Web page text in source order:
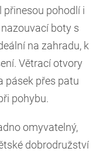
přinesou pohodlí i
boty s
na zahradu, k
Větrací otvory
pásek přes patu
pohybu.
omyvatelný,
dobrodružství